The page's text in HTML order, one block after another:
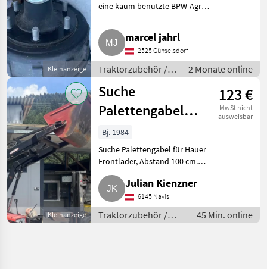
Kleinanzeige
eine kaum benutzte BPW-Agrar-
Achskörper: 70 mm, Spurweite:
1.850 mm, Radanschluss
(Radbolzen/Nabe/Lochkreis):
6/16
marcel jahrl
2525 Günselsdorf
Traktorzubehör /
Sonstiges
Traktorzubehör
2 Monate online
Kleinanzeige
Suche
Palettengabel
für Hauer MH-80
123 €
MwSt nicht
ausweisbar
Bj. 1984
Suche Palettengabel für Hauer
Frontlader, Abstand 100 cm.
Traktorzubehör Frontlader
Julian Kienzner
6145 Navis
Traktorzubehör /
Frontlader
45 Min. online